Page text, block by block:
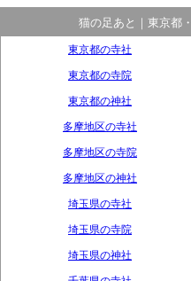
猫の足あと｜東京都
東京都の寺社
東京都の寺院
東京都の神社
多摩地区の寺社
多摩地区の寺院
多摩地区の神社
埼玉県の寺社
埼玉県の寺院
埼玉県の神社